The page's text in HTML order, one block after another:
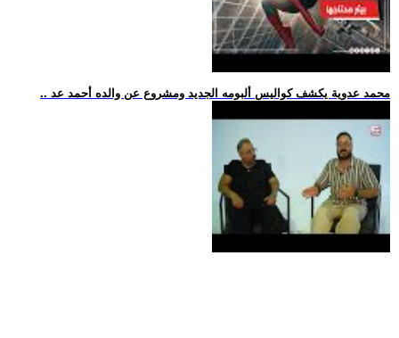
.. محمد عدوية يكشف كواليس ألبومه الجديد ومشروع عن والده أحمد عد